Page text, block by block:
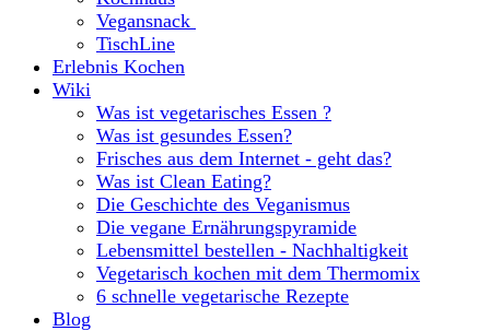
Vegansnack
TischLine
Erlebnis Kochen
Wiki
Was ist vegetarisches Essen ?
Was ist gesundes Essen?
Frisches aus dem Internet - geht das?
Was ist Clean Eating?
Die Geschichte des Veganismus
Die vegane Ernährungspyramide
Lebensmittel bestellen - Nachhaltigkeit
Vegetarisch kochen mit dem Thermomix
6 schnelle vegetarische Rezepte
Blog